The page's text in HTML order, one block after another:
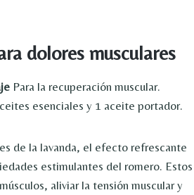
dolores musculares
Para la recuperación muscular.
esenciales y 1 aceite portador.
de la lavanda, el efecto refrescante
estimulantes del romero. Estos
aliviar la tensión muscular y